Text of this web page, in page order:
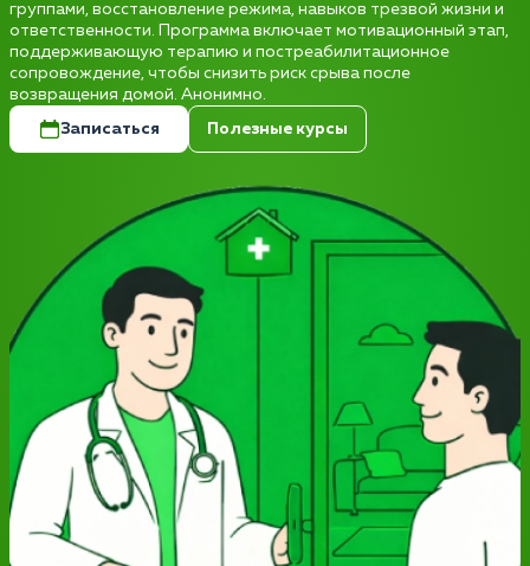
группами, восстановление режима, навыков трезвой жизни и
ответственности. Программа включает мотивационный этап,
поддерживающую терапию и постреабилитационное
сопровождение, чтобы снизить риск срыва после
возвращения домой. Анонимно.
Записаться Полезные курсы